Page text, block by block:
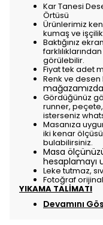
Kar Tanesi
Örtüsü
Ürünlerimiz
kumaş ve
Baktığınız
görülebilir.
Fiyat tek adet
Renk ve
Gördüğünüz
runner,
isterseniz
Masanıza
iki kenar
bulabilirsiniz.
Masa
hesaplamayı
Leke tutmaz,
Fotoğraf
YIKAMA TALİMATI
Devamını